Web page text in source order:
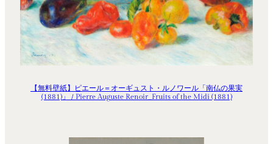
【無料壁紙】ピエール＝オーギュスト・ルノワール「南仏の果実
(1881)」 / Pierre Auguste Renoir_Fruits of the Midi (1881)